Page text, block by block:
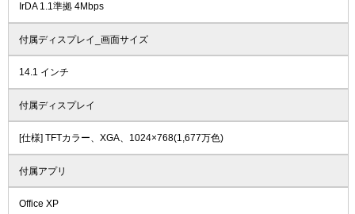
IrDA 1.1準拠 4Mbps
付属ディスプレイ_画面サイズ
14.1 インチ
付属ディスプレイ
[仕様] TFTカラー、XGA、1024×768(1,677万色)
付属アプリ
Office XP